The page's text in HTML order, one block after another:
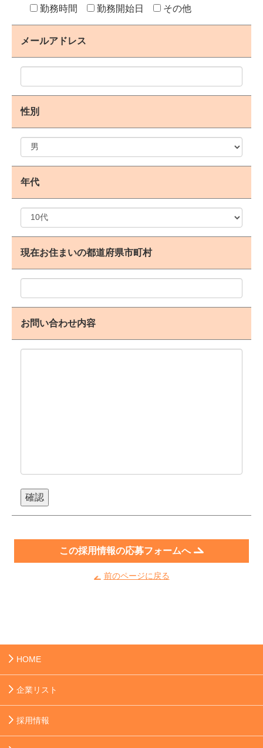
勤務時間
勤務開始日 その他
メールアドレス
性別
年代
現在お住まいの都道府県市町村
お問い合わせ内容
この採用情報の応募フォームへ
前のページに戻る
HOME
企業リスト
採用情報